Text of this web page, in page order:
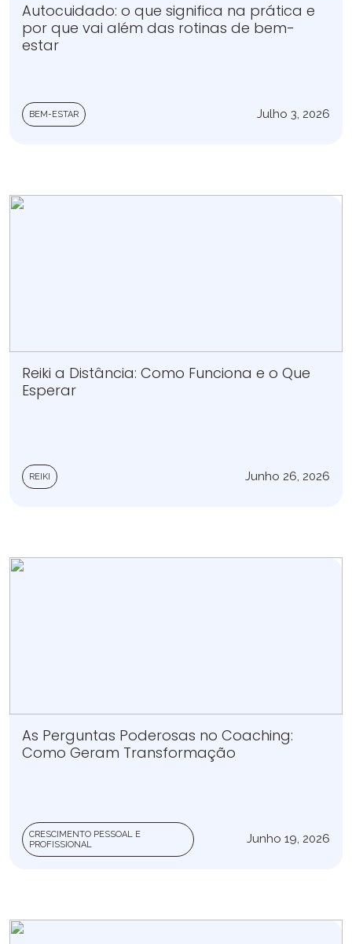
Autocuidado: o que significa na prática e
por que vai além das rotinas de bem-
estar
BEM-ESTAR Julho 3, 2026
Reiki a Distância: Como Funciona e o Que
Esperar
REIKI Junho 26, 2026
As Perguntas Poderosas no Coaching:
Como Geram Transformação
CRESCIMENTO PESSOAL E
PROFISSIONAL
Junho 19, 2026